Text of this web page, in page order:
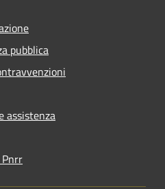
pubblica
assistenza